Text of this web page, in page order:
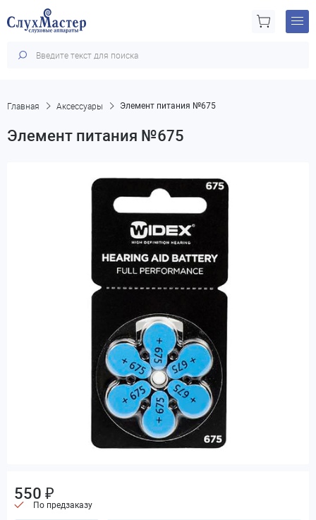
Главная Аксессуары Элемент питания №675
Элемент питания №675
550 ₽
По предзаказу